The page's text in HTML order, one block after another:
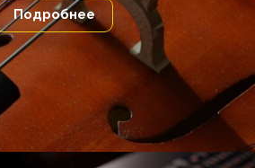
Подробнее